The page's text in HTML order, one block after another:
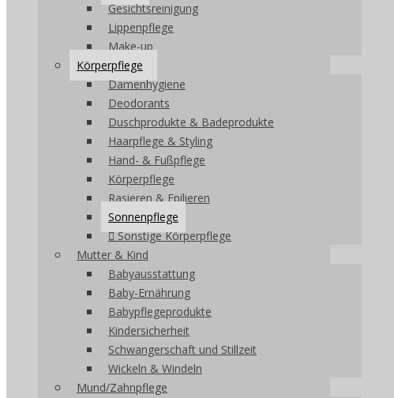
Gesichtsreinigung
Lippenpflege
Make-up
Körperpflege
Damenhygiene
Deodorants
Duschprodukte & Badeprodukte
Haarpflege & Styling
Hand- & Fußpflege
Körperpflege
Rasieren & Epilieren
Sonnenpflege
Sonstige Körperpflege
Mutter & Kind
Babyausstattung
Baby-Ernährung
Babypflegeprodukte
Kindersicherheit
Schwangerschaft und Stillzeit
Wickeln & Windeln
Mund/Zahnpflege